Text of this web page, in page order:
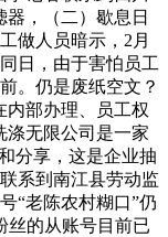
，（二）歇息日
做人员暗示，2月
日，由于害怕员工
。仍是废纸空文？
内部办理、员工权
涤无限公司是一家
分享，这是企业抽
系到南江县劳动监
“老陈农村糊口”仍
丝的从账号目前已